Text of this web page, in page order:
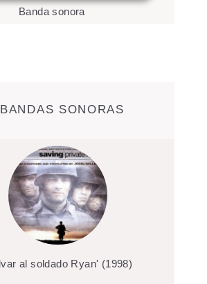
Banda sonora
BANDAS SONORAS
al soldado Ryan' (1998)